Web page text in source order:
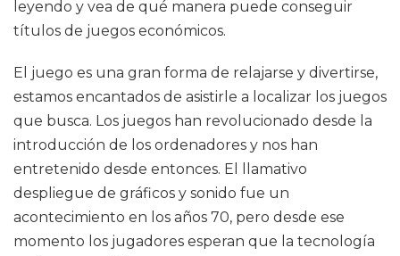
leyendo y vea de qué manera puede conseguir
títulos de juegos económicos.
El juego es una gran forma de relajarse y divertirse,
estamos encantados de asistirle a localizar los juegos
que busca. Los juegos han revolucionado desde la
introducción de los ordenadores y nos han
entretenido desde entonces. El llamativo
despliegue de gráficos y sonido fue un
acontecimiento en los años 70, pero desde ese
momento los jugadores esperan que la tecnología